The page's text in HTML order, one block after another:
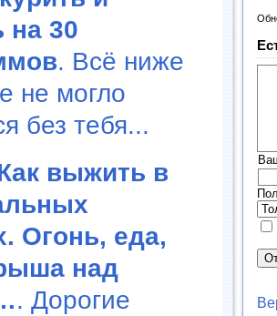
на 30
. Всё ниже
не могло
без тебя...
выжить в
Огонь, еда,
над
. Дорогие